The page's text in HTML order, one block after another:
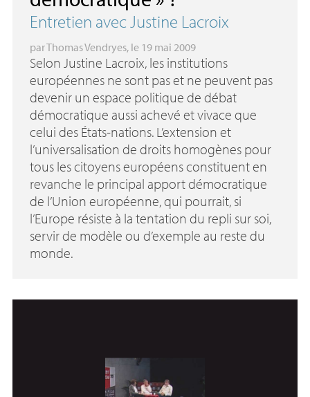
Entretien avec Justine Lacroix
parThomas Vendryes, le 19 mai 2009
Selon Justine Lacroix, les institutions
européennes ne sont pas et ne peuvent pas
devenir un espace politique de débat
démocratique aussi achevé et vivace que
celui des États-nations. L’extension et
l’universalisation de droits homogènes pour
tous les citoyens européens constituent en
revanche le principal apport démocratique
de l’Union européenne, qui pourrait, si
l’Europe résiste à la tentation du repli sur soi,
servir de modèle ou d’exemple au reste du
monde.